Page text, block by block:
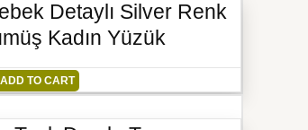
Detaylı Silver Renk
Kadın Yüzük
ADD TO CART